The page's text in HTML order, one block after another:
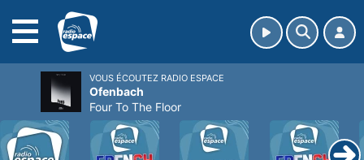
VOUS ÉCOUTEZ RADIO ESPACE
Ofenbach
Four To The Floor